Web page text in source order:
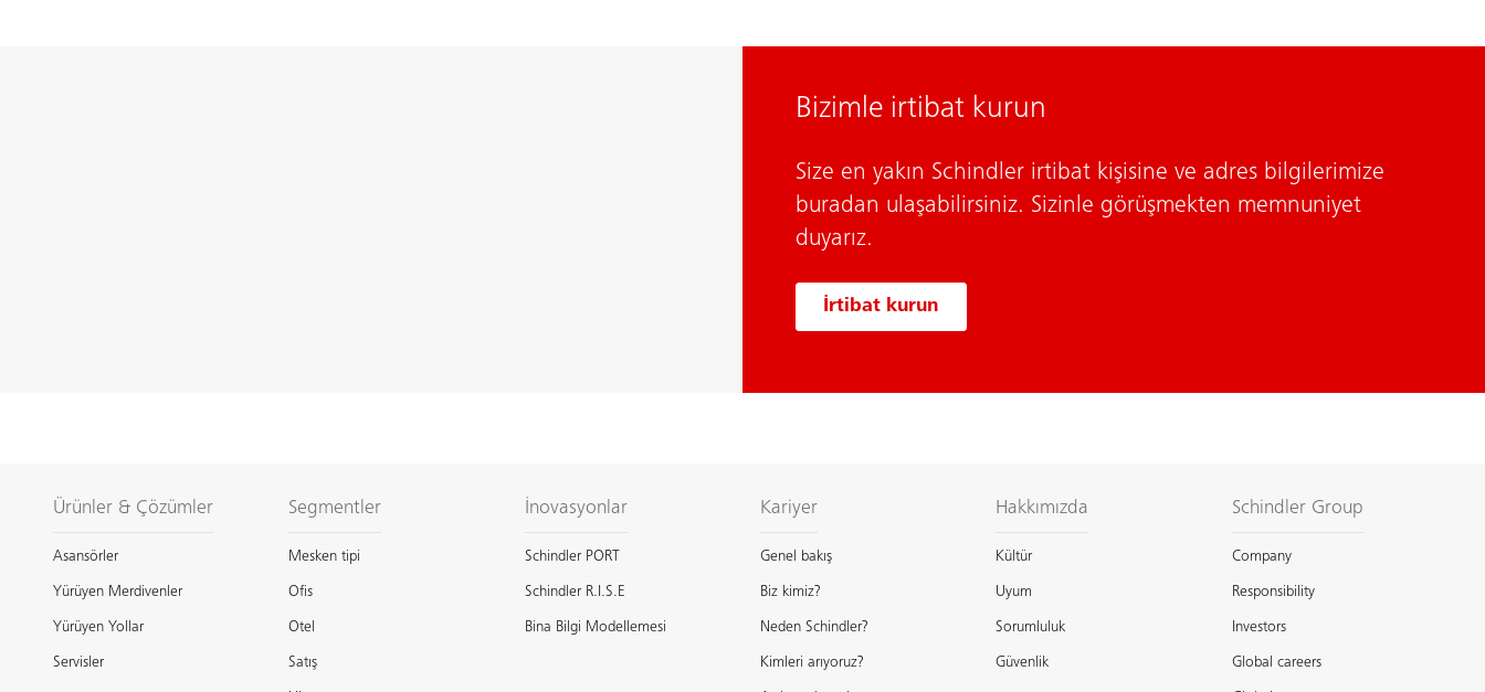
Bizimle irtibat kurun
Size en yakın Schindler irtibat kişisine ve adres bilgilerimize
buradan ulaşabilirsiniz. Sizinle görüşmekten memnuniyet
duyarız.
İrtibat kurun
Ürünler & Çözümler
Asansörler
Yürüyen Merdivenler
Yürüyen Yollar
Servisler
Segmentler
Mesken tipi
Ofis
Otel
Satış
İnovasyonlar
Schindler PORT
Schindler R.I.S.E
Bina Bilgi Modellemesi
Kariyer
Genel bakış
Biz kimiz?
Neden Schindler?
Kimleri arıyoruz?
Hakkımızda
Kültür
Uyum
Sorumluluk
Güvenlik
Schindler Group
Company
Responsibility
Investors
Global careers